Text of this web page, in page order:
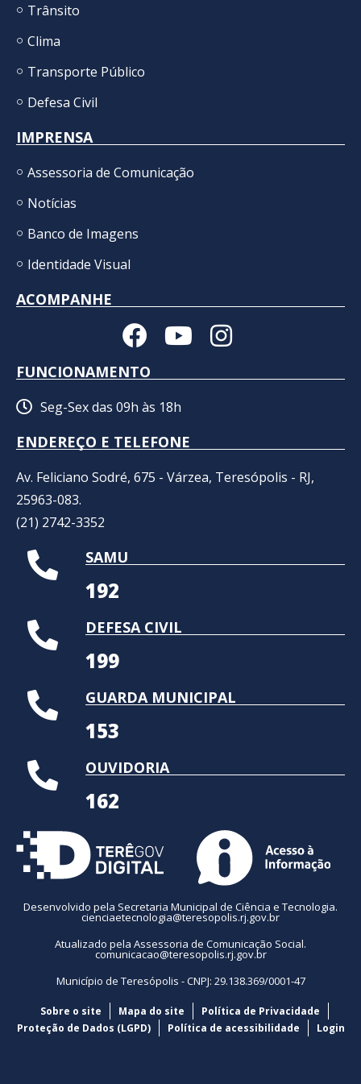
Trânsito
Clima
Transporte Público
Defesa Civil
IMPRENSA
Assessoria de Comunicação
Notícias
Banco de Imagens
Identidade Visual
ACOMPANHE
FUNCIONAMENTO
Seg-Sex das 09h às 18h
ENDEREÇO E TELEFONE
Av. Feliciano Sodré, 675 - Várzea, Teresópolis - RJ,
25963-083.
(21) 2742-3352​
SAMU
192
DEFESA CIVIL
199
GUARDA MUNICIPAL
153
OUVIDORIA
162
Desenvolvido pela Secretaria Municipal de Ciência e Tecnologia.
cienciaetecnologia@teresopolis.rj.gov.br
Atualizado pela Assessoria de Comunicação Social.
comunicacao@teresopolis.rj.gov.br
Município de Teresópolis - CNPJ: 29.138.369/0001-47
Sobre o site Mapa do site
Política de Privacidade
Proteção de Dados (LGPD)
Política de acessibilidade Login